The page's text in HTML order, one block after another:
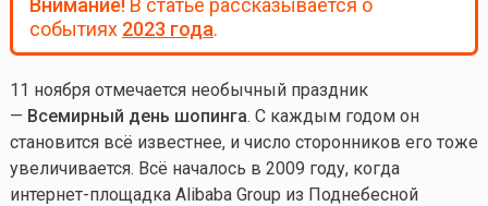
Внимание!В статье рассказывается о
событиях 2023 года.
11 ноября отмечается необычный праздник
— Всемирный день шопинга. С каждым годом он
становится всё известнее, и число сторонников его тоже
увеличивается. Всё началось в 2009 году, когда
интернет-площадка Alibaba Group из Поднебесной